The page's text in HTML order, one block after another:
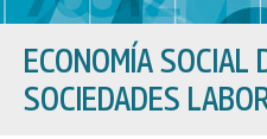
ECONOMÍA SOCIAL
SOCIEDADES